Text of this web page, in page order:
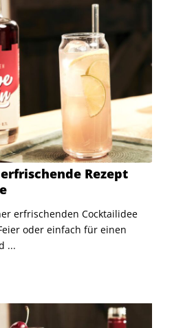
Rezept
erfrischenden Cocktailidee
oder einfach für einen
...